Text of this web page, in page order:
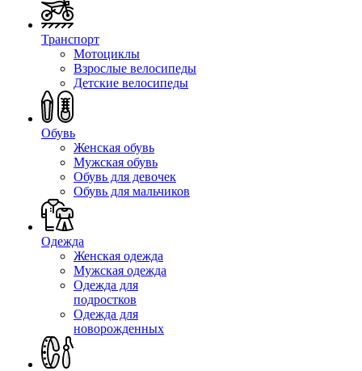
Транспорт
Мотоциклы
Взрослые велосипеды
Детские велосипеды
Обувь
Женская обувь
Мужская обувь
Обувь для девочек
Обувь для мальчиков
Одежда
Женская одежда
Мужская одежда
Одежда для
подростков
Одежда для
новорожденных